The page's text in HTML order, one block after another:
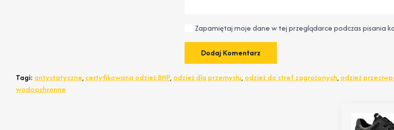
Zapamiętaj moje dane w tej przeglądarce podczas pisania
Tagi: antystatyczne, certyfikowana odzież BHP, odzież dla przemysłu, odzież do stref zagrożonych, odzież
wodoochronne